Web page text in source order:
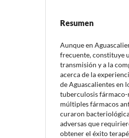
Resumen
Aunque en
frecuente, constituye
transmisión y a la
acerca de la
de Aguascalientes en
tuberculosis fármaco-
múltiples fármacos
curaron
adversas que
obtener el éxito